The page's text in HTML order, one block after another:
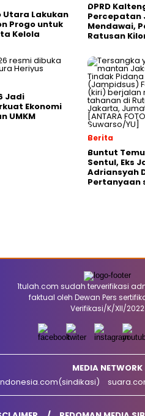
Utara Lakukan
Progo untuk
Kelola
DPRD
Percepatan
Mendawai,
Ratusan
Jadi
Ekonomi
UMKM
Berita
Buntut
Sentul, Eks
Adriansyah
Pertanyaan
1tulah.com sudah terverifikasi
faktual oleh Dewan Pers
Verifikasi/K/XII/2022
MEDIA NETWORK